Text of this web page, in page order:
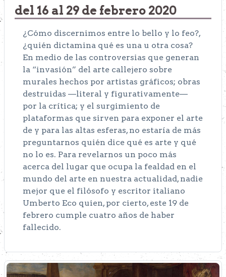
del 16 al 29 de febrero 2020
¿Cómo discernimos entre lo bello y lo feo?,
¿quién dictamina qué es una u otra cosa?
En medio de las controversias que generan
la “invasión” del arte callejero sobre
murales hechos por artistas gráficos; obras
destruidas —literal y figurativamente—
por la crítica; y el surgimiento de
plataformas que sirven para exponer el arte
de y para las altas esferas, no estaría de más
preguntarnos quién dice qué es arte y qué
no lo es. Para revelarnos un poco más
acerca del lugar que ocupa la fealdad en el
mundo del arte en nuestra actualidad, nadie
mejor que el filósofo y escritor italiano
Umberto Eco quien, por cierto, este 19 de
febrero cumple cuatro años de haber
fallecido.